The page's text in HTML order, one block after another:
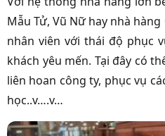
Mẫu Tử, Vũ Nữ hay nhà
nhân viên với thái độ phục
khách yêu mến. Tại đây có
liên hoan công ty, phục vụ
học..v….v…